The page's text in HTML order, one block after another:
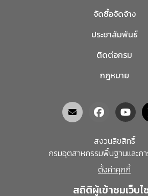
จัดซื้อจัดจ้าง
ประชาสัมพันธ์
ติดต่อกรม
กฎหมาย
สงวนลิขสิทธิ์
กรมอุตสาหกรรมพื้นฐานและกา
ตั้งค่าคุกกี้
สถิติผู้เข้าชมเว็บไ